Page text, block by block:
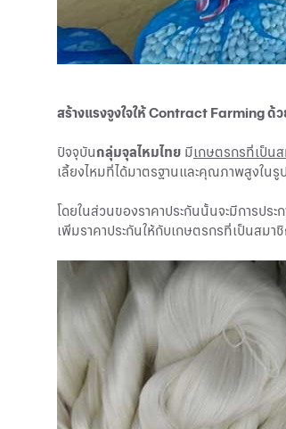
สร้างแรงจูงใจให้ Contract Farming ด้
ปัจจุบันกลุ่มจุลไหมไทย มีเกษตรกรที่เป็น
เลี้ยงไหมที่ได้มาตรฐานและคุณภาพสูงใ
โดยในส่วนของราคาประกันนั้นจะมีการปร
เพิ่มราคาประกันให้กับเกษตรกรที่เป็นสม